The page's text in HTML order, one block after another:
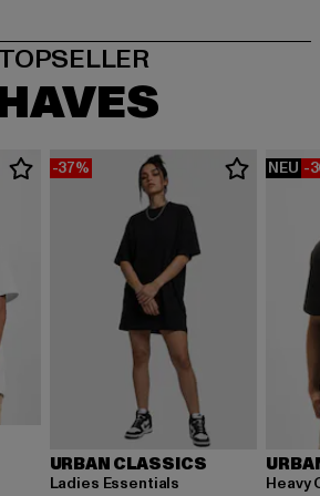
-37%
URBAN CLASSICS
Ladies Essentials
NEU -
Heavy